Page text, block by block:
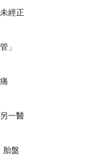
經正
」
一醫
胎盤